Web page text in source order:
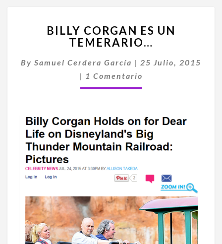
CORGAN
ES
TEMERARIO…
BILLY CORGAN ES UN
TEMERARIO…
By Samuel Cerdera García | 25 Julio, 2015
| Comentarios
1 Comentario